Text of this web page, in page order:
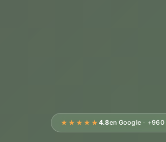
★★★★★ 4.8en Google · +960